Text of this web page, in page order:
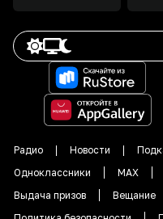
Радио Новости
Одноклассники
MAX
Выдача призов
Вещание